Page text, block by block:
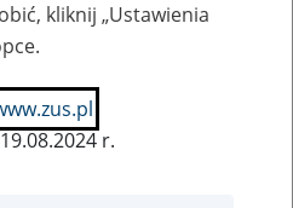
kliknij „Ustawienia
r.